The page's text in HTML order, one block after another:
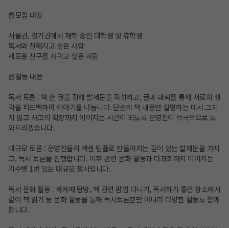
📕모집 대상
서울권, 경기권에서 재학 중인 대학생 및 휴학생
독서와 친해지고 싶은 사람
새로운 친구를 사귀고 싶은 사람
📕활동 내용
독서 토론 : 책 한 권을 정해 발제문을 작성하고, 글과 대화를 통해 서로의 생
각을 피드백하며 이야기를 나눕니다. 단순히 책 내용만 설명하는 데서 그치
지 않고 사고의 확장까지 이어지는 시간이 되도록 운영진이 적극적으로 도
와드리겠습니다.
대규모 토론 : 운영진들의 빡센 팀플로 만들어지는 깊이 있는 발제문을 가지
고, 독서 토론을 진행합니다. 이후 관련 문화 활동과 다과회까지 이어지는
기수별 1번 있는 대규모 행사입니다.
독서 문화 활동 : 북카페 탐방, 책 관련 팝업 다니기, 독서하기 좋은 장소에서
같이 책 읽기 등 문화 활동을 통해 독서토론뿐만 아니라 다양한 활동도 함께
합니다.